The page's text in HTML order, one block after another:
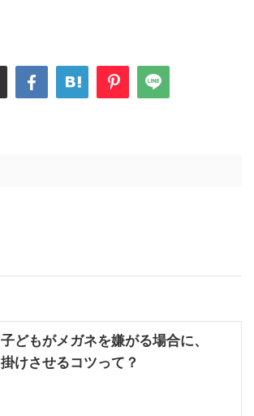
子どもがメガネを嫌がる場合に、
掛けさせるコツって？